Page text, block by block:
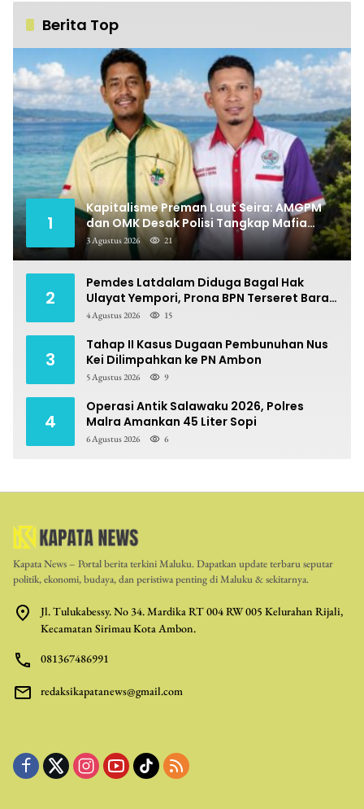
Berita Top
1
Kapitalisme Preman Laut Seira: AMGPM
dan OMK Desak Polisi Tangkap Mafia
Pungli
3 Agustus 2026 21
2
Pemdes Latdalam Diduga Bagal Hak
Ulayat Yempori, Prona BPN Terseret Bara
Sengketa
4 Agustus 2026 15
3
Tahap II Kasus Dugaan Pembunuhan Nus
Kei Dilimpahkan ke PN Ambon
5 Agustus 2026 9
4
Operasi Antik Salawaku 2026, Polres
Malra Amankan 45 Liter Sopi
6 Agustus 2026 6
Kapata News – Portal berita terkini Maluku. Dapatkan update terbaru seputar
politik, ekonomi, budaya, dan peristiwa penting di Maluku & sekitarnya.
Jl. Tulukabessy. No 34. Mardika RT 004 RW 005 Kelurahan Rijali,
Kecamatan Sirimau Kota Ambon.
081367486991
redaksikapatanews@gmail.com